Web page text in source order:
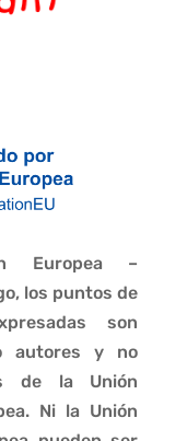
Europea –
los puntos de
son
autores y no
de la Unión
Ni la Unión